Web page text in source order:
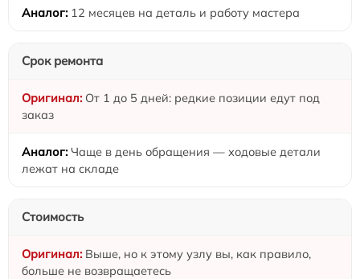
12 месяцев на деталь и работу мастера
Срок ремонта
От 1 до 5 дней: редкие позиции едут под
заказ
Чаще в день обращения — ходовые детали
лежат на складе
Стоимость
Выше, но к этому узлу вы, как правило,
больше не возвращаетесь